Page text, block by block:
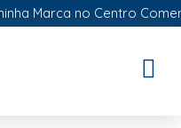
Marca no Centro